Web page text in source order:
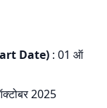
Date) : 01 ऑ
2025